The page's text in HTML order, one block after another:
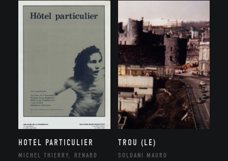
HOTEL PARTICULIER
MICHEL THIERRY, RENARD
TROU (LE)
SOLDANI MAURO